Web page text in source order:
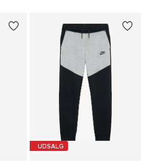
UDSALG